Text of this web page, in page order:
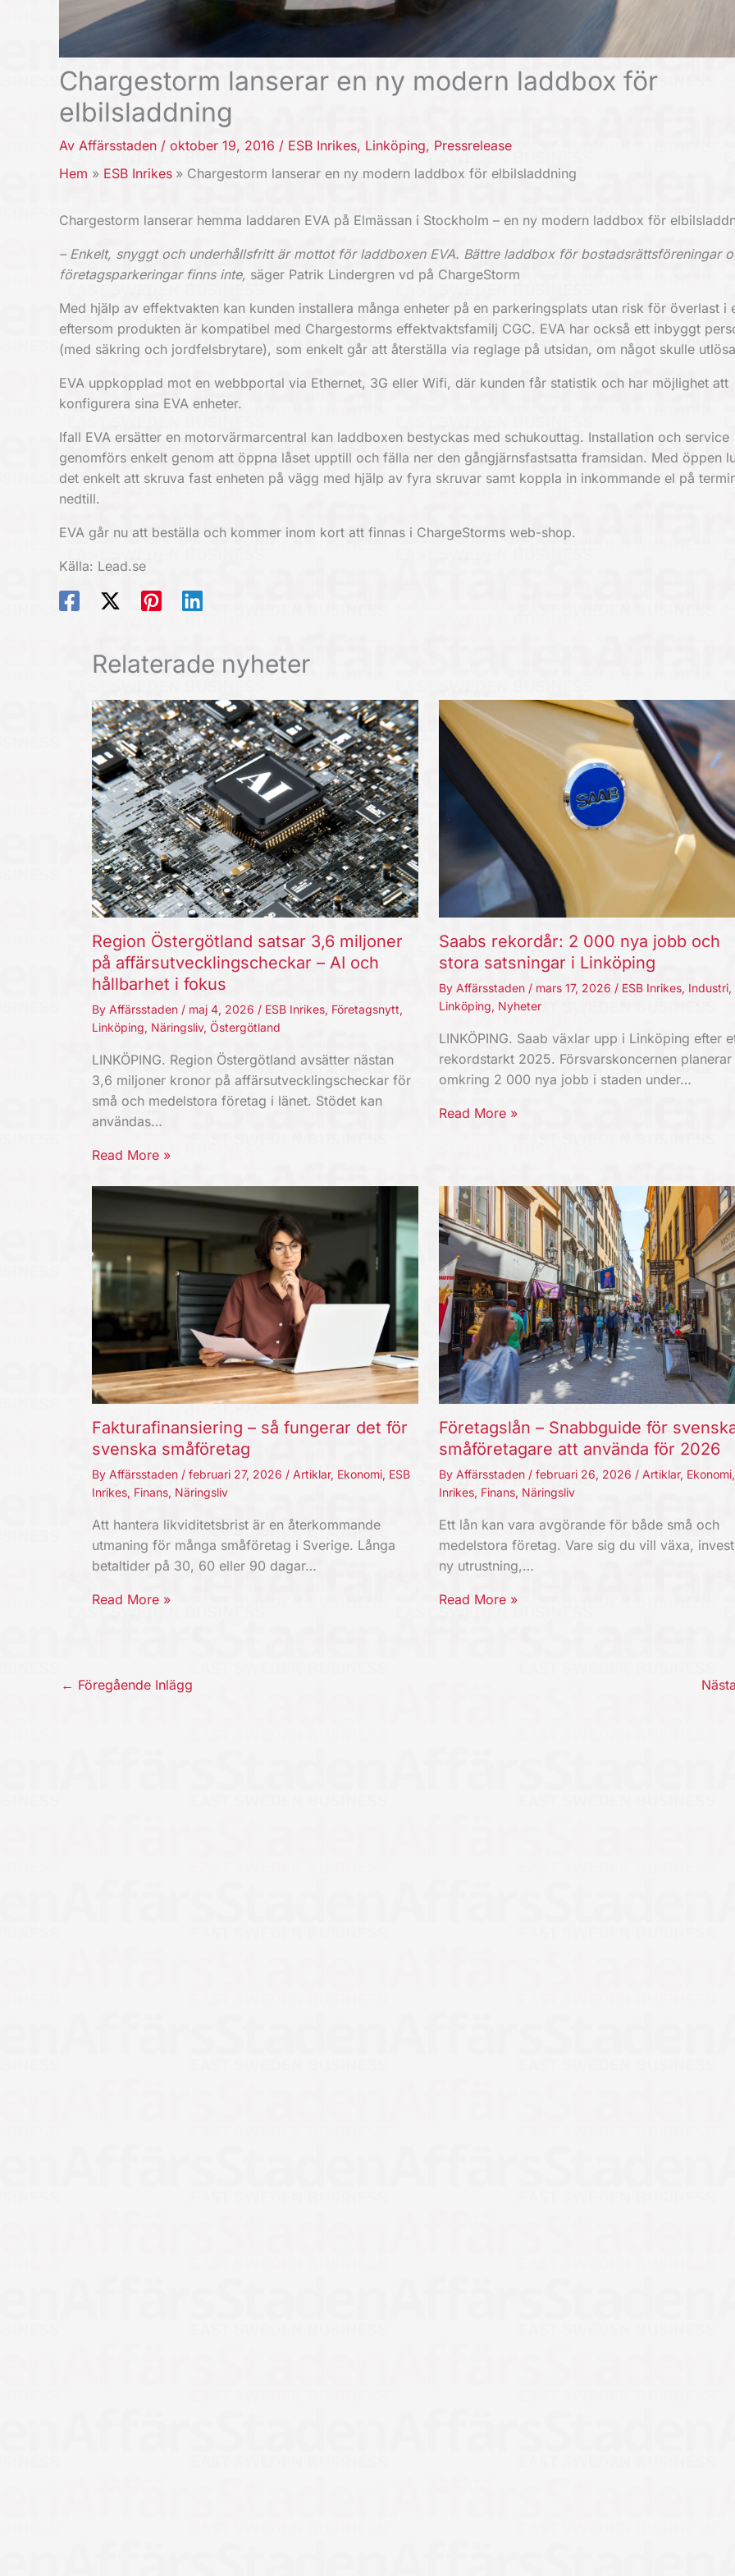
Chargestorm lanserar en ny modern laddbox för
elbilsladdning
Av Affärsstaden / oktober 19, 2016 / ESB Inrikes, Linköping, Pressrelease
Hem
ESB Inrikes Chargestorm lanserar en ny modern laddbox för elbilsladdning
Chargestorm lanserar hemma laddaren EVA på Elmässan i Stockholm – en ny modern laddbox för
– Enkelt, snyggt och underhållsfritt är mottot för laddboxen EVA. Bättre laddbox för bostadsrättsföreningar
företagsparkeringar finns inte, säger Patrik Lindergren vd på ChargeStorm
Med hjälp av effektvakten kan kunden installera många enheter på en parkeringsplats utan risk för överlast i
eftersom produkten är kompatibel med Chargestorms effektvaktsfamilj CGC. EVA har också ett inbyggt
(med säkring och jordfelsbrytare), som enkelt går att återställa via reglage på utsidan, om något skulle
EVA uppkopplad mot en webbportal via Ethernet, 3G eller Wifi, där kunden får statistik och har möjlighet att
konfigurera sina EVA enheter.
Ifall EVA ersätter en motorvärmarcentral kan laddboxen bestyckas med schukouttag. Installation och service
genomförs enkelt genom att öppna låset upptill och fälla ner den gångjärnsfastsatta framsidan. Med öppen
det enkelt att skruva fast enheten på vägg med hjälp av fyra skruvar samt koppla in inkommande el på
nedtill.
EVA går nu att beställa och kommer inom kort att finnas i ChargeStorms web-shop.
Källa: Lead.se
Relaterade nyheter
Region Östergötland satsar 3,6 miljoner
på affärsutvecklingscheckar – AI och
hållbarhet i fokus
By Affärsstaden / maj 4, 2026 / ESB Inrikes, Företagsnytt,
Linköping, Näringsliv, Östergötland
LINKÖPING. Region Östergötland avsätter nästan
3,6 miljoner kronor på affärsutvecklingscheckar för
små och medelstora företag i länet. Stödet kan
användas…
Read More »
Saabs rekordår: 2 000 nya jobb och
stora satsningar i Linköping
By Affärsstaden / mars 17, 2026 / ESB Inrikes, Industri,
Linköping, Nyheter
LINKÖPING. Saab växlar upp i Linköping efter
rekordstarkt 2025. Försvarskoncernen planerar
omkring 2 000 nya jobb i staden under…
Read More »
Fakturafinansiering – så fungerar det för
svenska småföretag
By Affärsstaden / februari 27, 2026 / Artiklar, Ekonomi, ESB
Inrikes, Finans, Näringsliv
Att hantera likviditetsbrist är en återkommande
utmaning för många småföretag i Sverige. Långa
betaltider på 30, 60 eller 90 dagar…
Read More »
Företagslån – Snabbguide för
småföretagare att använda för 2026
By Affärsstaden / februari 26, 2026 / Artiklar, Ekonomi
Inrikes, Finans, Näringsliv
Ett lån kan vara avgörande för både små och
medelstora företag. Vare sig du vill växa,
ny utrustning,…
Read More »
← Föregående Inlägg